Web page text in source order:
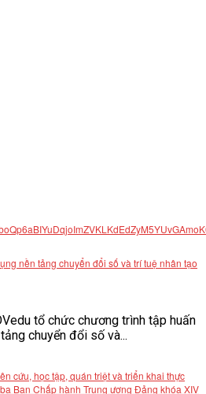
nền tảng chuyển đổi số và trí tuệ nhân tạo
tổ chức chương trình tập huấn
chuyển đổi số và...